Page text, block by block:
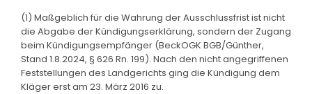
(1) Maßgeblich für die Wahrung der Ausschlussfrist ist nicht
die Abgabe der Kündigungserklärung, sondern der Zugang
beim Kündigungsempfänger (BeckOGK BGB/Günther,
Stand 1.8.2024, § 626 Rn. 199). Nach den nicht angegriffenen
Feststellungen des Landgerichts ging die Kündigung dem
Kläger erst am 23. März 2016 zu.